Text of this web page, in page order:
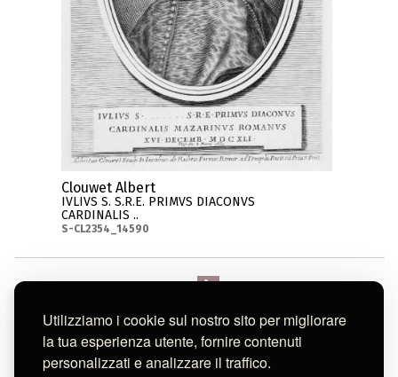
Utilizziamo i cookie sul nostro sito per migliorare
la tua esperienza utente, fornire contenuti
personalizzati e analizzare il traffico.
Clouwet Albert
IVLIVS S. S.R.E. PRIMVS DIACONVS
CARDINALIS ..
S-CL2354_14590